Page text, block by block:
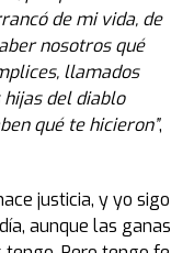
de mi vida, de
nosotros qué
llamados
del diablo
qué te hicieron”,
justicia, y yo sigo
aunque las ganas